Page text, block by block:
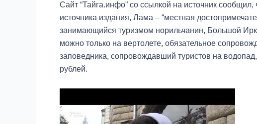
Сайт “Тайга.инфо” со ссылкой на источник
источника издания, Лама – “местная
занимающийся туризмом норильчанин, Большой
можно только на вертолете, обязательное
заповедника, сопровождавший туристов на
рублей.